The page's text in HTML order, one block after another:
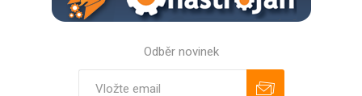
Odběr novinek